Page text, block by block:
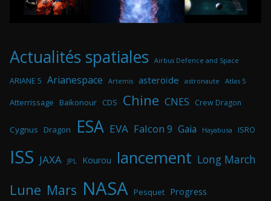
Actualités spatiales Airbus Defence and Space
ARIANE 5 Arianespace Artemis asteroïde astronaute Atlas 5
Atterrissage Baikonour CDS Chine CNES Crew Dragon
Cygnus Dragon ESA EVA Falcon 9 Gaia Hayabusa ISRO
ISS JAXA JPL Kourou lancement Long March
Lune Mars NASA Pesquet Progress